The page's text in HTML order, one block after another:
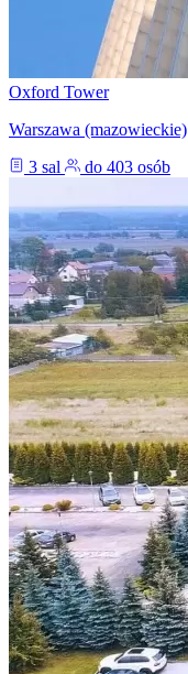
Oxford Tower
Warszawa (mazowieckie)
3 sal
do 403 osób